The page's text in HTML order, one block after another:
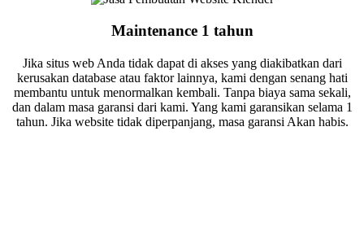
Maintenance 1 tahun
Jika situs web Anda tidak dapat di akses yang diakibatkan dari
kerusakan database atau faktor lainnya, kami dengan senang hati
membantu untuk menormalkan kembali. Tanpa biaya sama sekali,
dan dalam masa garansi dari kami. Yang kami garansikan selama 1
tahun. Jika website tidak diperpanjang, masa garansi Akan habis.